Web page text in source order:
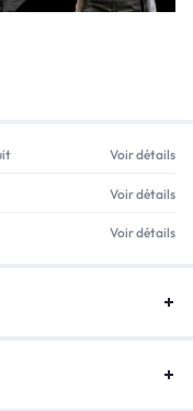
Voir détails
Voir détails
Voir détails